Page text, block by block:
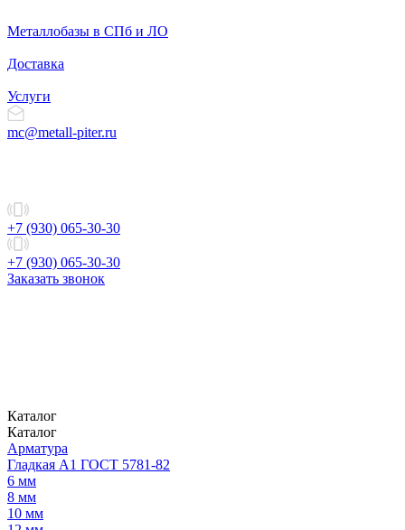
Металлобазы в СПб и ЛО
Доставка
Услуги
mc@metall-piter.ru
+7 (930) 065-30-30
+7 (930) 065-30-30
Заказать звонок
Каталог
Каталог
Арматура
Гладкая А1 ГОСТ 5781-82
6 мм
8 мм
10 мм